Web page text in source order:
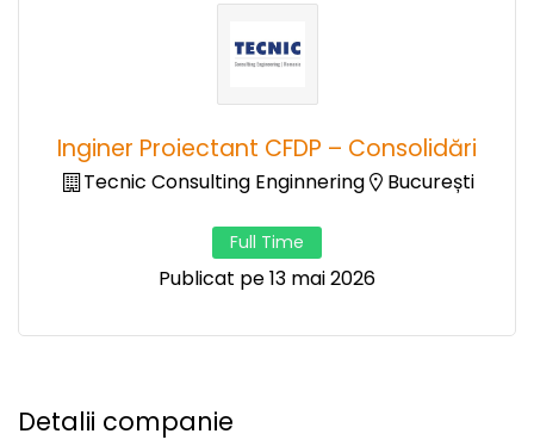
Inginer Proiectant CFDP – Consolidări
Tecnic Consulting Enginnering București
Full Time
Publicat pe 13 mai 2026
Detalii companie